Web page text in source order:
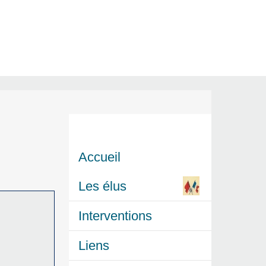
Accueil
Les élus
Interventions
Liens